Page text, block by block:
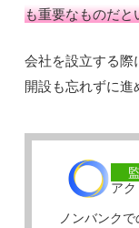
も重要なものだと
会社を設立する
開設も忘れずに進
ア
ノンバンク